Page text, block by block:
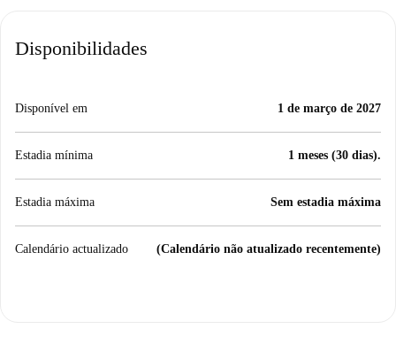
Disponibilidades
Disponível em 1 de março de 2027
Estadia mínima 1 meses (30 dias).
Estadia máxima Sem estadia máxima
Calendário actualizado (Calendário não atualizado recentemente)